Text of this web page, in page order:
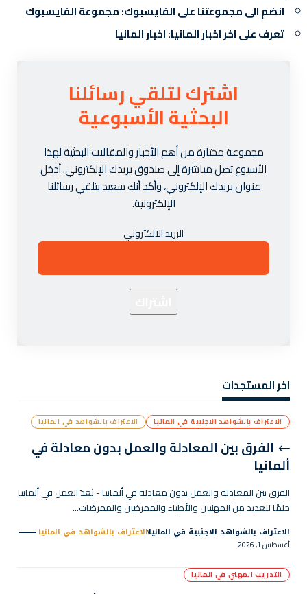
انضم الى مجموعتنا على الفايسبوك:مجموعة الفايسبوك
تعرف على اخر اخبار المانيا:اخبار المانيا
اشترك لتلقي رسائلنا
البحثية الأسبوعية
مجموعة مختارة من أهم الأخبار والمقالات البحثية لهذا
الأسبوع تصل مباشرة إلى صندوق بريدك الإلكتروني. أدخل
عنوان بريدك الإلكتروني، وأكد أنك سعيد بتلقي رسائلنا
الإلكترونية.
البريد الالكتروني
اخر المستجدات
الاعتراف بالشواهد الاجنبية في المانيا الاعتراف بالشواهد في المانيا
الفرق بين المعادلة والعمل بدون معادلة في
ألمانيا
الفرق بين المعادلة والعمل بدون معادلة في ألمانيا - يُعدّ العمل في ألمانيا
حلمًا للعديد من المهنيين والأطباء والممرضين والممرضات…
الاعتراف بالشواهد الاجنبية في المانياالاعتراف بالشواهد في المانيا
أغسطس 1, 2026
التدريب المهني في المانيا